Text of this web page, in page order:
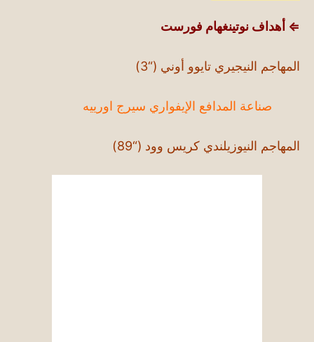
⇐ أهداف نوتينغهام فورست
المهاجم النيجيري تايوو أوني (“3)
صناعة المدافع الإيفواري سيرج اورييه
المهاجم النيوزيلندي كريس وود (“89)